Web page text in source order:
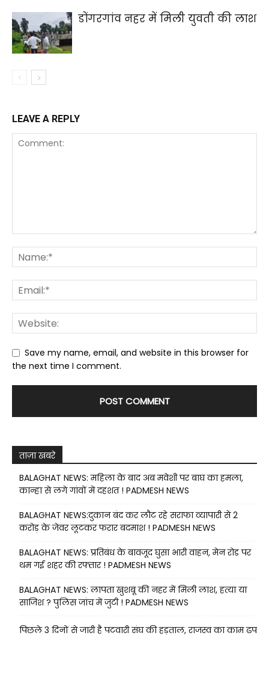
डोंगरगांव नहर में मिली युवती की लाश
LEAVE A REPLY
Save my name, email, and website in this browser for
the next time I comment.
ताज़ा खबरे
BALAGHAT NEWS: महिला के बाद अब मवेशी पर बाघ का हमला,
कान्हा से लगे गांवों में दहशत ! PADMESH NEWS
BALAGHAT NEWS:दुकान बंद कर लौट रहे सराफा व्यापारी से 2
करोड़ के जेवर लूटकर फरार बदमाश ! PADMESH NEWS
BALAGHAT NEWS: प्रतिबंध के बावजूद घुसा भारी वाहन, मेन रोड पर
थम गई शहर की रफ्तार ! PADMESH NEWS
BALAGHAT NEWS: लापता खुशबू की नहर में मिली लाश, हत्या या
साजिश ? पुलिस जांच में जुटी ! PADMESH NEWS
पिछले 3 दिनों से जारी है पटवारी संघ की हड़ताल, राजस्व का काम ढप